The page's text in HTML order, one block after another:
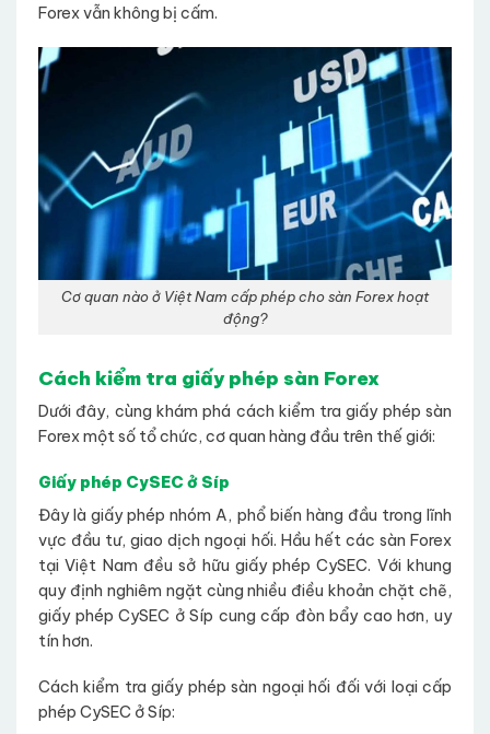
Forex vẫn không bị cấm.
Cơ quan nào ở Việt Nam cấp phép cho sàn Forex hoạt
động?
Cách kiểm tra giấy phép sàn Forex
Dưới đây, cùng khám phá cách kiểm tra giấy phép sàn
Forex một số tổ chức, cơ quan hàng đầu trên thế giới:
Giấy phép CySEC ở Síp
Đây là giấy phép nhóm A, phổ biến hàng đầu trong lĩnh
vực đầu tư, giao dịch ngoại hối. Hầu hết các sàn Forex
tại Việt Nam đều sở hữu giấy phép CySEC. Với khung
quy định nghiêm ngặt cùng nhiều điều khoản chặt chẽ,
giấy phép CySEC ở Síp cung cấp đòn bẩy cao hơn, uy
tín hơn.
Cách kiểm tra giấy phép sàn ngoại hối đối với loại cấp
phép CySEC ở Síp: